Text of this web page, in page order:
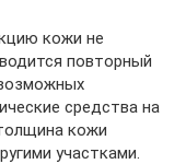
кожи не
повторный
средства на
кожи
участками.